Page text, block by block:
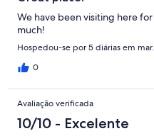
We have been visiting here
much!
Hospedou-se por 5 diárias em
0
Avaliação verificada
10/10 - Excelente